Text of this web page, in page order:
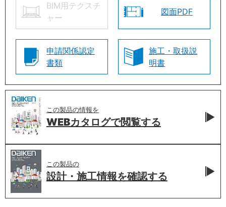
BIM用テクスチ
ャー
図面PDF
申請関係認定
書類
施工・取扱説
明書
この製品の情報を
WEBカタログで閲覧する
この製品の
設計・施工情報を確認する